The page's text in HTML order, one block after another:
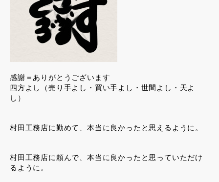
感謝＝ありがとうございます
四方よし（売り手よし・買い手よし・世間よし・天よ
し）
村田工務店に勤めて、本当に良かったと思えるように。
村田工務店に頼んで、本当に良かったと思っていただけ
るように。